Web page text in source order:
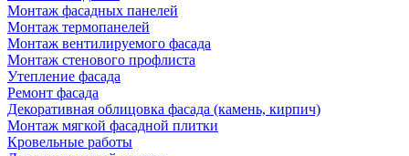
Монтаж фасадных панелей
Монтаж термопанелей
Монтаж вентилируемого фасада
Монтаж стенового профлиста
Утепление фасада
Ремонт фасада
Декоративная облицовка фасада (камень, кирпич)
Монтаж мягкой фасадной плитки
Кровельные работы